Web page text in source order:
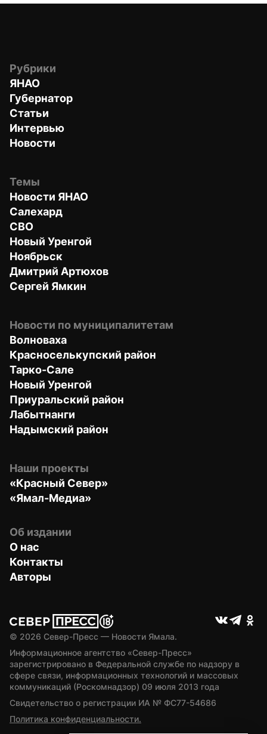
Рубрики
ЯНАО
Губернатор
Статьи
Интервью
Новости
Темы
Новости ЯНАО
Салехард
СВО
Новый Уренгой
Ноябрьск
Дмитрий Артюхов
Сергей Ямкин
Новости по муниципалитетам
Волноваха
Красноселькупский район
Тарко-Сале
Новый Уренгой
Приуральский район
Лабытнанги
Надымский район
Наши проекты
«Красный Север»
«Ямал-Медиа»
Об издании
О нас
Контакты
Авторы
© 2026 Север-Пресс — Новости Ямала.
Информационное агентство «Север-Пресс»
зарегистрировано в Федеральной службе по надзору в
сфере связи, информационных технологий и массовых
коммуникаций (Роскомнадзор) 09 июля 2013 года
Свидетельство о регистрации ИА № ФС77-54686
Политика конфиденциальности.